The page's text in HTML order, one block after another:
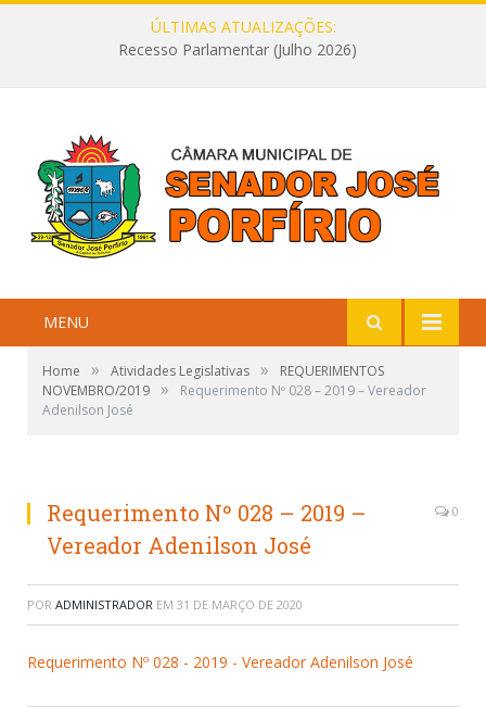
ÚLTIMAS ATUALIZAÇÕES:
Recesso Parlamentar (Julho 2026)
MENU
Home » Atividades Legislativas »
REQUERIMENTOS
NOVEMBRO/2019 »
Requerimento Nº 028 – 2019 – Vereador
Adenilson José
Requerimento Nº 028 – 2019 –
Vereador Adenilson José
0
POR ADMINISTRADOR EM 31 DE MARÇO DE 2020
Requerimento Nº 028 - 2019 - Vereador Adenilson José